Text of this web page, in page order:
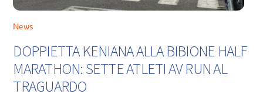
News
DOPPIETTA KENIANA ALLA BIBIONE HALF
MARATHON: SETTE ATLETI AV RUN AL
TRAGUARDO